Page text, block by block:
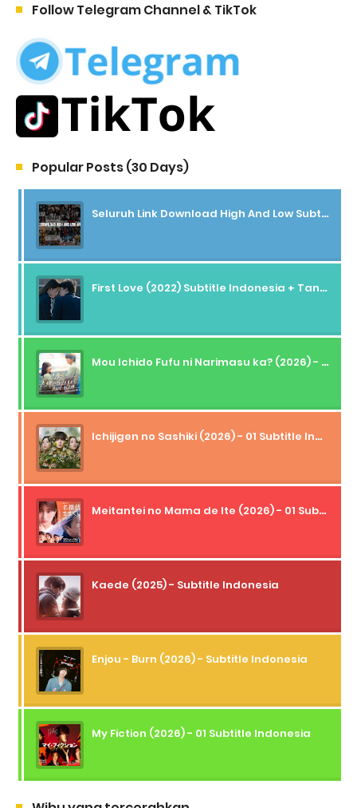
Follow Telegram Channel & TikTok
Popular Posts (30 Days)
Seluruh Link Download High And Low Subtitle Indonesia
First Love (2022) Subtitle Indonesia + Tanpa Iklan + Streaming + 1080p
Mou Ichido Fufu ni Narimasu ka? (2026) - 01 Subtitle Indonesia
Ichijigen no Sashiki (2026) - 01 Subtitle Indonesia
Meitantei no Mama de Ite (2026) - 01 Subtitle Indonesia
Kaede (2025) - Subtitle Indonesia
Enjou - Burn (2026) - Subtitle Indonesia
My Fiction (2026) - 01 Subtitle Indonesia